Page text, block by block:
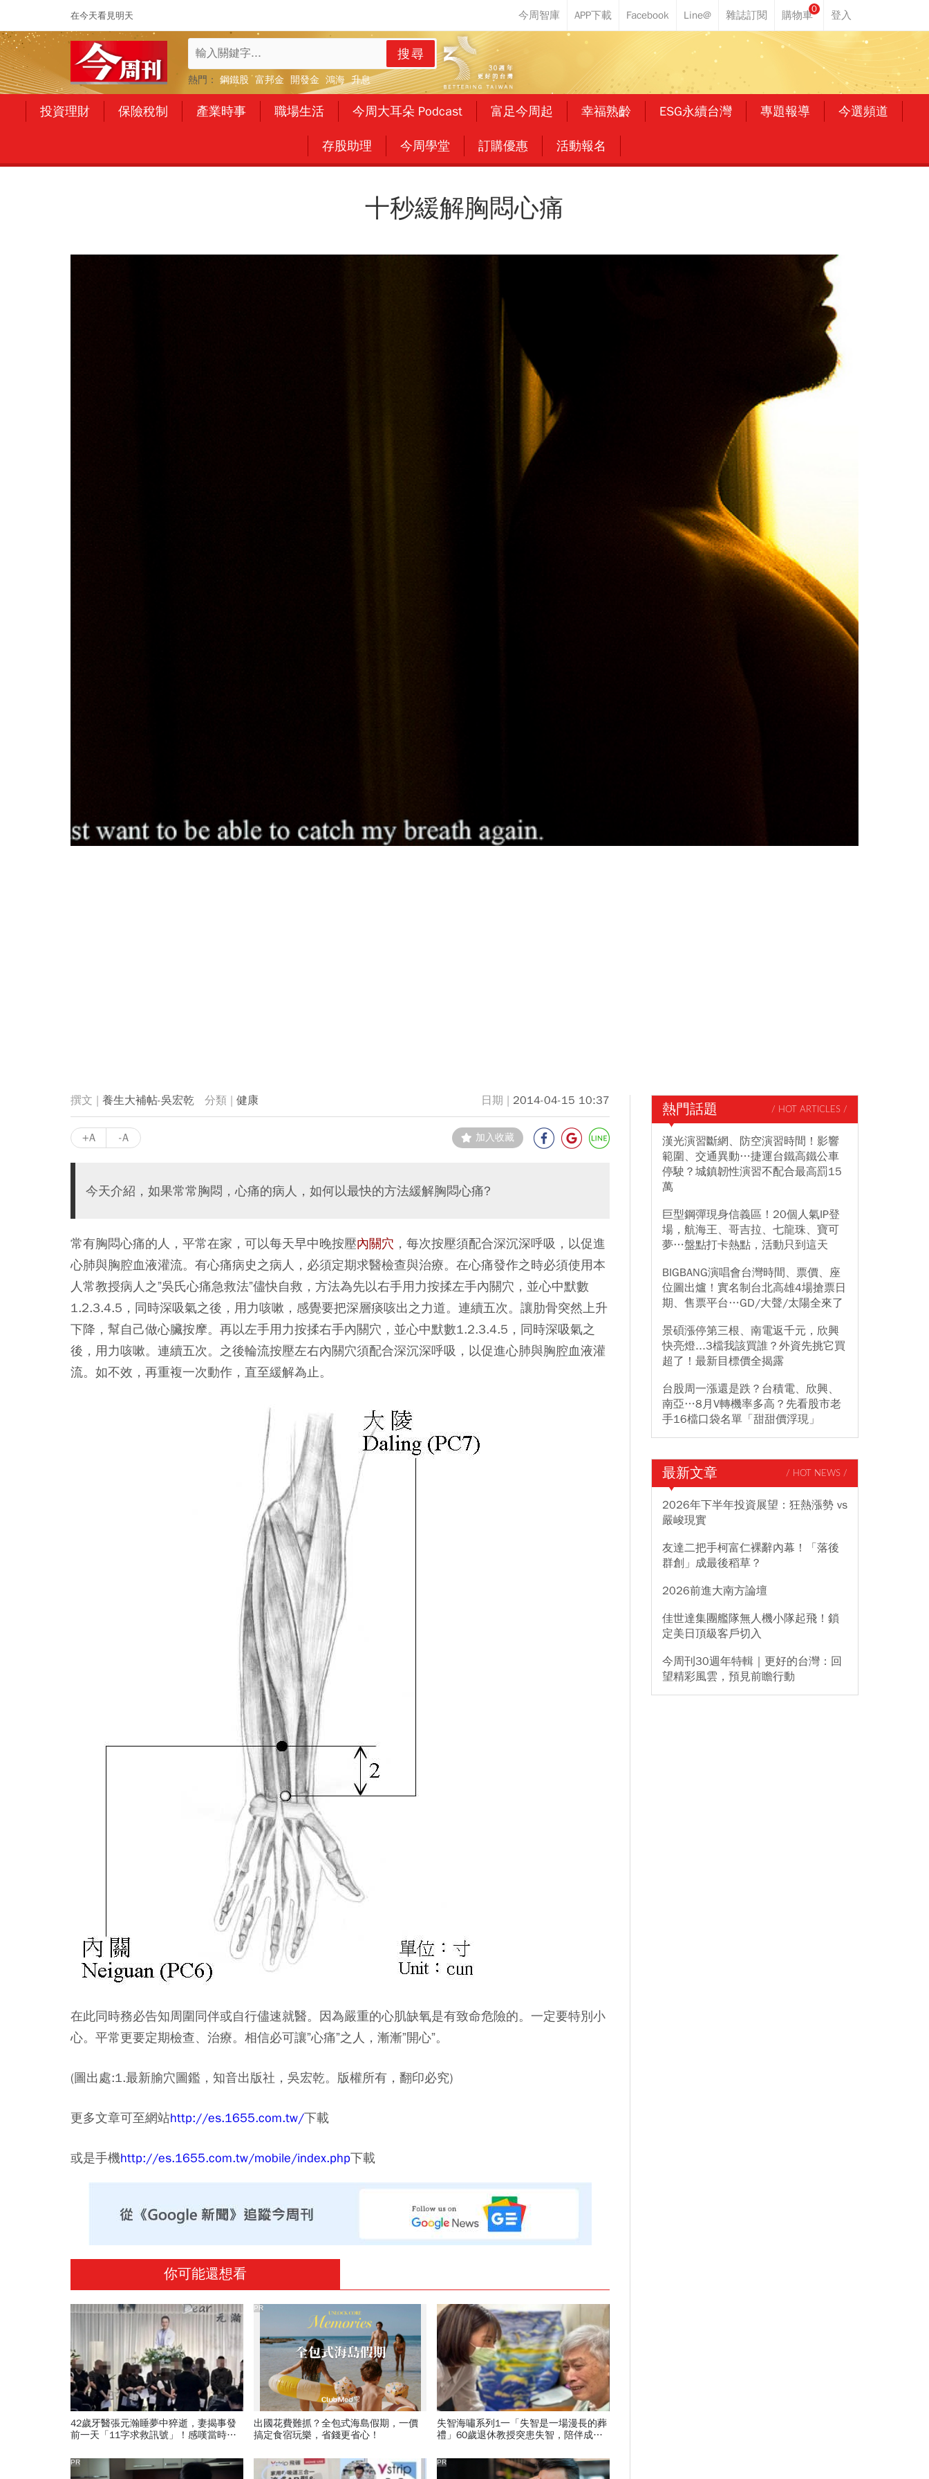
在今天看見明天
0
搜尋
熱門： 鋼鐵股 富邦金 開發金 鴻海 升息
投資理財 保險稅制 產業時事 職場生活 今周大耳朵 Podcast 富足今周起 幸福熟齡 ESG永續台灣 專題報導 今選頻道
存股助理 今周學堂 訂購優惠 活動報名
十秒緩解胸悶心痛
養生大補帖-吳宏乾 健康 2014-04-15 10:37
+A -A 加入收藏
今天介紹，如果常常胸悶，心痛的病人，如何以最快的方法緩解胸悶心痛?
常有胸悶心痛的人，平常在家，可以每天早中晚按壓內關穴 ，每次按壓須配合深沉深呼吸，以促進
心肺與胸腔血液灌流。有心痛病史之病人，必須定期求醫檢查與治療。在心痛發作之時必須使用本
人常教授病人之”吳氏心痛急救法”儘快自救，方法為先以右手用力按揉左手內關穴，並心中默數
1.2.3.4.5，同時深吸氣之後，用力咳嗽，感覺要把深層痰咳出之力道。連續五次。讓肋骨突然上升
下降，幫自己做心臟按摩。再以左手用力按揉右手內關穴，並心中默數1.2.3.4.5，同時深吸氣之
後，用力咳嗽。連續五次。之後輪流按壓左右內關穴須配合深沉深呼吸，以促進心肺與胸腔血液灌
流。如不效，再重複一次動作，直至緩解為止。
在此同時務必告知周圍同伴或自行儘速就醫。因為嚴重的心肌缺氧是有致命危險的。一定要特別小
心。平常更要定期檢查、治療。相信必可讓”心痛”之人，漸漸”開心”。
(圖出處:1.最新腧穴圖鑑，知音出版社，吳宏乾。版權所有，翻印必究)
更多文章可至網站http://es.1655.com.tw/下載
或是手機http://es.1655.com.tw/mobile/index.php下載
你可能還想看
42歲牙醫張元瀚睡夢中猝逝，妻揭事發
前一天「11字求救訊號」！感嘆當時沒
出國花費難抓？全包式海島假期，一價
搞定食宿玩樂，省錢更省心！
PR
失智海嘯系列1一「失智是一場漫長的葬
禮」60歲退休教授突患失智，陪伴成修
PR PR
熱門話題 / HOT ARTICLES /
漢光演習斷網、防空演習時間！影響
範圍、交通異動…捷運台鐵高鐵公車
停駛？城鎮韌性演習不配合最高罰15
萬
巨型鋼彈現身信義區！20個人氣IP登
場，航海王、哥吉拉、七龍珠、寶可
夢…盤點打卡熱點，活動只到這天
BIGBANG演唱會台灣時間、票價、座
位圖出爐！實名制台北高雄4場搶票日
期、售票平台…GD/大聲/太陽全來了
景碩漲停第三根、南電返千元，欣興
快亮燈...3檔我該買誰？外資先挑它買
超了！最新目標價全揭露
台股周一漲還是跌？台積電、欣興、
南亞…8月V轉機率多高？先看股市老
手16檔口袋名單「甜甜價浮現」
最新文章 / HOT NEWS /
2026年下半年投資展望：狂熱漲勢 vs
嚴峻現實
友達二把手柯富仁裸辭內幕！「落後
群創」成最後稻草？
2026前進大南方論壇
佳世達集團艦隊無人機小隊起飛！鎖
定美日頂級客戶切入
今周刊30週年特輯｜更好的台灣：回
望精彩風雲，預見前瞻行動